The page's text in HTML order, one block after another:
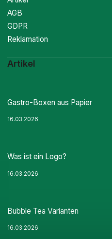
AGB
GDPR
Reklamation
Artikel
Gastro-Boxen aus Papier
16.03.2026
Was ist ein Logo?
16.03.2026
Bubble Tea Varianten
16.03.2026